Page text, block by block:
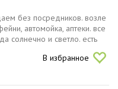
без посредников. возле
автомойка, аптеки. все
солнечно и светло. есть
диваны кровати. все...
В избранное